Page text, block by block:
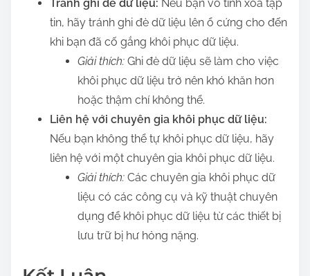
Tránh ghi đè dữ liệu: Nếu bạn vô tình xóa tập
tin, hãy tránh ghi đè dữ liệu lên ổ cứng cho đến
khi bạn đã cố gắng khôi phục dữ liệu.
Giải thích: Ghi đè dữ liệu sẽ làm cho việc
khôi phục dữ liệu trở nên khó khăn hơn
hoặc thậm chí không thể.
Liên hệ với chuyên gia khôi phục dữ liệu:
Nếu bạn không thể tự khôi phục dữ liệu, hãy
liên hệ với một chuyên gia khôi phục dữ liệu.
Giải thích: Các chuyên gia khôi phục dữ
liệu có các công cụ và kỹ thuật chuyên
dụng để khôi phục dữ liệu từ các thiết bị
lưu trữ bị hư hỏng nặng.